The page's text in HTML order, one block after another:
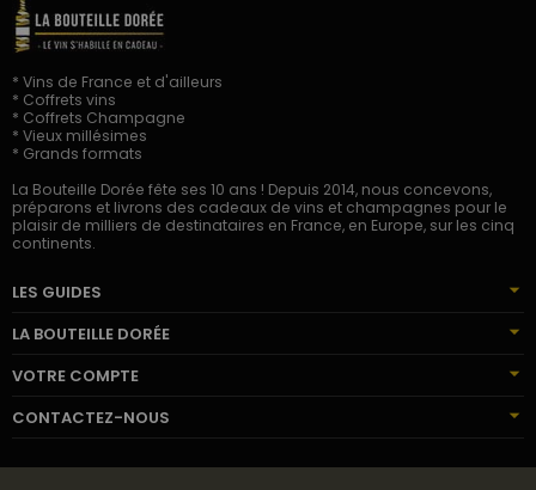
* Vins de France et d'ailleurs
* Coffrets vins
* Coffrets Champagne
* Vieux millésimes
* Grands formats
La Bouteille Dorée fête ses 10 ans ! Depuis 2014, nous concevons,
préparons et livrons des cadeaux de vins et champagnes pour le
plaisir de milliers de destinataires en France, en Europe, sur les cinq
continents.
LES GUIDES
LA BOUTEILLE DORÉE
VOTRE COMPTE
CONTACTEZ-NOUS